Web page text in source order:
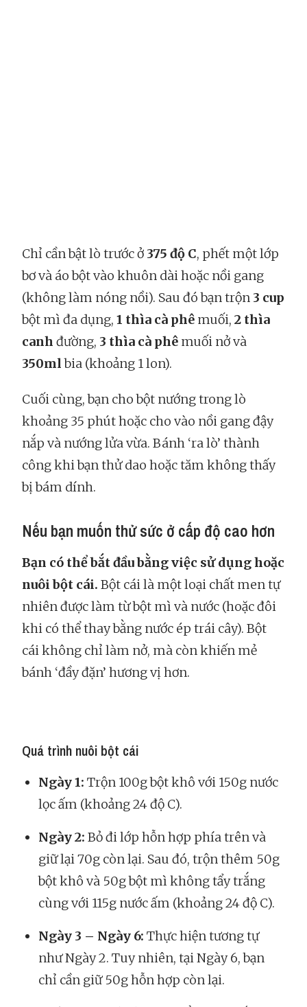
Chỉ cần bật lò trước ở 375 độ C, phết một lớp
bơ và áo bột vào khuôn dài hoặc nồi gang
(không làm nóng nồi). Sau đó bạn trộn 3 cup
bột mì đa dụng, 1 thìa cà phê muối, 2 thìa
canh đường, 3 thìa cà phê muối nở và
350mlbia (khoảng 1 lon).
Cuối cùng, bạn cho bột nướng trong lò
khoảng 35 phút hoặc cho vào nồi gang đậy
nắp và nướng lửa vừa. Bánh ‘ra lò’ thành
công khi bạn thử dao hoặc tăm không thấy
bị bám dính.
Nếu bạn muốn thử sức ở cấp độ cao hơn
Bạn có thể bắt đầu bằng việc sử dụng hoặc
nuôi bột cái. Bột cái là một loại chất men tự
nhiên được làm từ bột mì và nước (hoặc đôi
khi có thể thay bằng nước ép trái cây). Bột
cái không chỉ làm nở, mà còn khiến mẻ
bánh ‘đầy đặn’ hương vị hơn.
Quá trình nuôi bột cái
Ngày 1: Trộn 100g bột khô với 150g nước
lọc ấm (khoảng 24 độ C).
Ngày 2: Bỏ đi lớp hỗn hợp phía trên và
giữ lại 70g còn lại. Sau đó, trộn thêm 50g
bột khô và 50g bột mì không tẩy trắng
cùng với 115g nước ấm (khoảng 24 độ C).
Ngày 3 – Ngày 6: Thực hiện tương tự
như Ngày 2. Tuy nhiên, tại Ngày 6, bạn
chỉ cần giữ 50g hỗn hợp còn lại.